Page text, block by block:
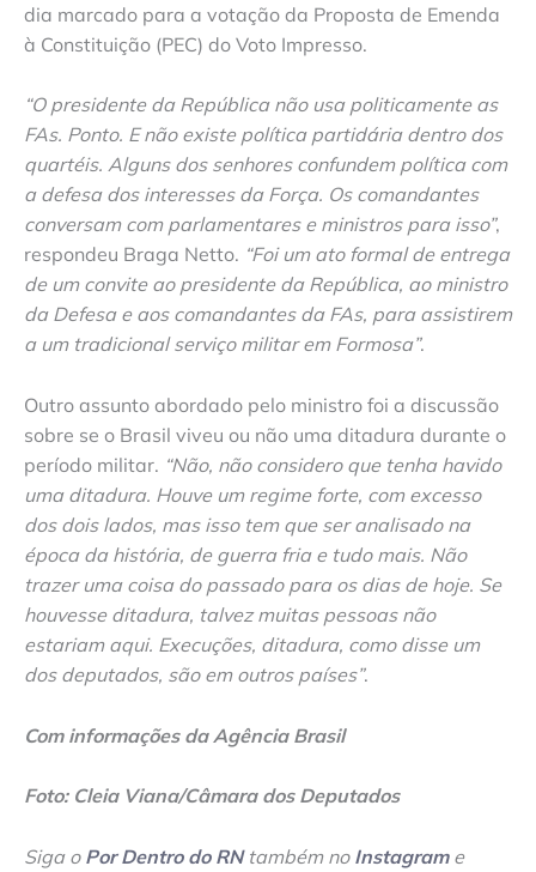
dia marcado para a votação da Proposta de Emenda
à Constituição (PEC) do Voto Impresso.
“O presidente da República não usa politicamente as
FAs. Ponto. E não existe política partidária dentro dos
quartéis. Alguns dos senhores confundem política com
a defesa dos interesses da Força. Os comandantes
conversam com parlamentares e ministros para isso”,
respondeu Braga Netto. “Foi um ato formal de entrega
de um convite ao presidente da República, ao ministro
da Defesa e aos comandantes da FAs, para assistirem
a um tradicional serviço militar em Formosa”.
Outro assunto abordado pelo ministro foi a discussão
sobre se o Brasil viveu ou não uma ditadura durante o
período militar. “Não, não considero que tenha havido
uma ditadura. Houve um regime forte, com excesso
dos dois lados, mas isso tem que ser analisado na
época da história, de guerra fria e tudo mais. Não
trazer uma coisa do passado para os dias de hoje. Se
houvesse ditadura, talvez muitas pessoas não
estariam aqui. Execuções, ditadura, como disse um
dos deputados, são em outros países”.
Com informações da Agência Brasil
Foto: Cleia Viana/Câmara dos Deputados
Siga o Por Dentro do RNtambém no Instagrame